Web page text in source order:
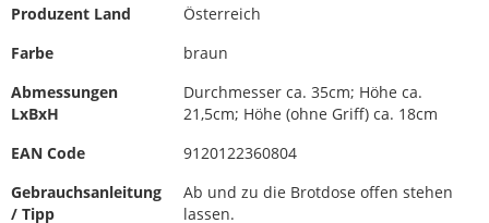
Produzent Land
Österreich
Farbe
braun
Abmessungen
LxBxH
Durchmesser ca. 35cm; Höhe ca.
21,5cm; Höhe (ohne Griff) ca. 18cm
EAN Code
9120122360804
Gebrauchsanleitung
/ Tipp
Ab und zu die Brotdose offen stehen
lassen.